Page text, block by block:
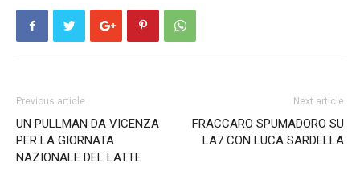
Previous article
UN PULLMAN DA VICENZA
PER LA GIORNATA
NAZIONALE DEL LATTE
Next article
FRACCARO SPUMADORO SU
LA7 CON LUCA SARDELLA